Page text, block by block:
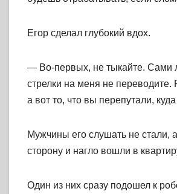
Егор сделал глубокий вдох.
— Во-первых, не тыкайте. Сами
стрелки на меня не переводите.
а вот то, что вы перепутали,
Мужчины его слушать не стали,
сторону и нагло вошли в
Один из них сразу подошел к